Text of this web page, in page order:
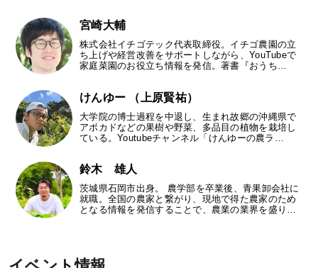
宮崎大輔
株式会社イチゴテック代表取締役。イチゴ農園の立
ち上げや経営改善をサポートしながら、YouTubeで
家庭菜園のお役立ち情報を発信。著書『おうち…
けんゆー （上原賢祐）
大学院の博士過程を中退し、生まれ故郷の沖縄県で
アボカドなどの果樹や野菜、多品目の植物を栽培し
ている。Youtubeチャンネル「けんゆーの農ラ…
鈴木 雄人
茨城県石岡市出身。 農学部を卒業後、青果卸会社に
就職。全国の農家と繋がり、現地で得た農家のため
となる情報を発信することで、農業の業界を盛り…